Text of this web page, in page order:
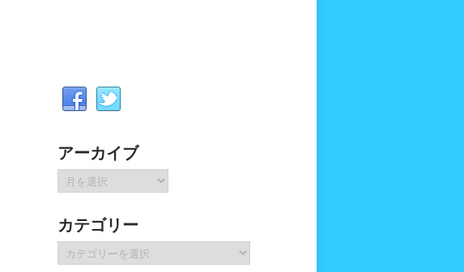
アーカイブ
ア
ー
イ
ブ
カテゴリー
テ